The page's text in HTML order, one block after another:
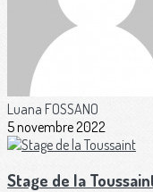
Luana FOSSANO
5 novembre 2022
Stage de la